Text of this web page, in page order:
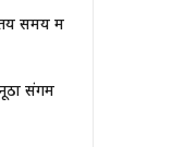
तय समय में
संगम